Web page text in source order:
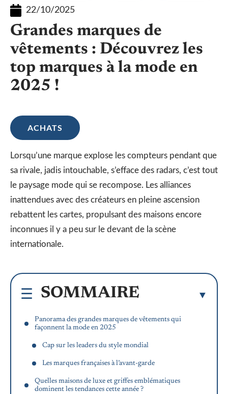
22/10/2025
Grandes marques de
vêtements : Découvrez les
top marques à la mode en
2025 !
ACHATS
Lorsqu’une marque explose les compteurs pendant que
sa rivale, jadis intouchable, s’efface des radars, c’est tout
le paysage mode qui se recompose. Les alliances
inattendues avec des créateurs en pleine ascension
rebattent les cartes, propulsant des maisons encore
inconnues il y a peu sur le devant de la scène
internationale.
SOMMAIRE
Panorama des grandes marques de vêtements qui
façonnent la mode en 2025
Cap sur les leaders du style mondial
Les marques françaises à l’avant-garde
Quelles maisons de luxe et griffes emblématiques
dominent les tendances cette année ?